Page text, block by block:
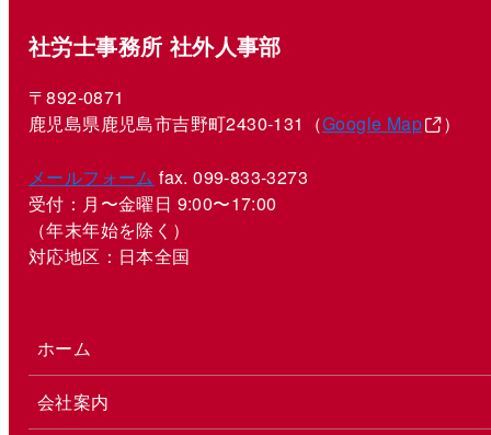
社労士事務所 社外人事部
〒892-0871
鹿児島県鹿児島市吉野町2430-131（Google Map ）
メールフォーム fax. 099-833-3273
受付：月〜金曜日 9:00〜17:00
（年末年始を除く）
対応地区：日本全国
ホーム
会社案内